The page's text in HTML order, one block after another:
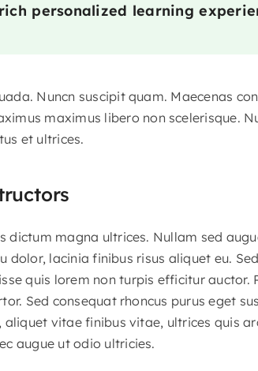
personalized learning
Nuncn suscipit quam. Maecenas
maximus libero non scelerisque.
et ultrices.
dictum magna ultrices. Nullam sed
dolor, lacinia finibus risus aliquet eu.
quis lorem non turpis efficitur auctor.
Sed consequat rhoncus purus eget
vitae finibus vitae, ultrices quis
augue ut odio ultricies.